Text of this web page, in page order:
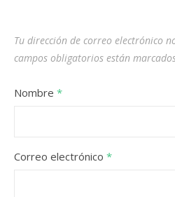
Tu dirección de correo electrónico
campos obligatorios están
Nombre *
Correo electrónico *